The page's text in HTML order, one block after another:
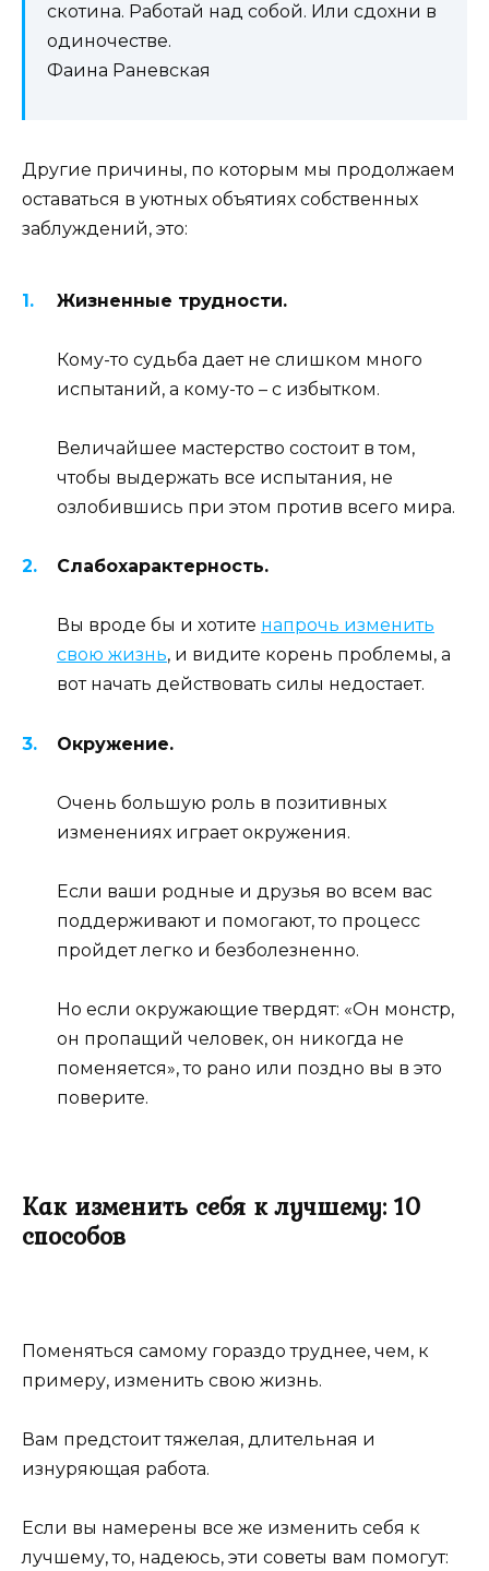
скотина. Работай над собой. Или сдохни в
одиночестве.
Фаина Раневская
Другие причины, по которым мы продолжаем
оставаться в уютных объятиях собственных
заблуждений, это:
Жизненные трудности.
Кому-то судьба дает не слишком много
испытаний, а кому-то – с избытком.
Величайшее мастерство состоит в том,
чтобы выдержать все испытания, не
озлобившись при этом против всего мира.
Слабохарактерность.
Вы вроде бы и хотите напрочь изменить
свою жизнь, и видите корень проблемы, а
вот начать действовать силы недостает.
Окружение.
Очень большую роль в позитивных
изменениях играет окружения.
Если ваши родные и друзья во всем вас
поддерживают и помогают, то процесс
пройдет легко и безболезненно.
Но если окружающие твердят: «Он монстр,
он пропащий человек, он никогда не
поменяется», то рано или поздно вы в это
поверите.
Как изменить себя к лучшему: 10
способов
Поменяться самому гораздо труднее, чем, к
примеру, изменить свою жизнь.
Вам предстоит тяжелая, длительная и
изнуряющая работа.
Если вы намерены все же изменить себя к
лучшему, то, надеюсь, эти советы вам помогут: